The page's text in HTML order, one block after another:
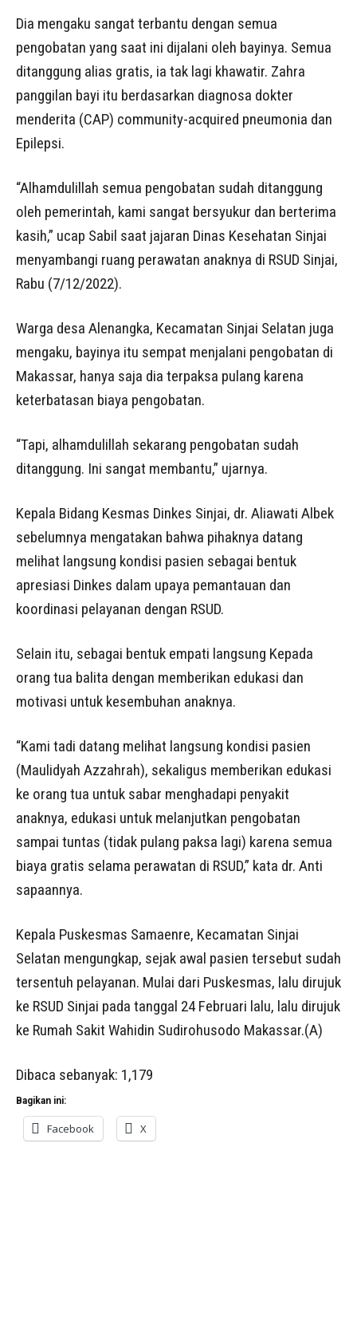
Dia mengaku sangat terbantu dengan semua
pengobatan yang saat ini dijalani oleh bayinya. Semua
ditanggung alias gratis, ia tak lagi khawatir. Zahra
panggilan bayi itu berdasarkan diagnosa dokter
menderita (CAP) community-acquired pneumonia dan
Epilepsi.
“Alhamdulillah semua pengobatan sudah ditanggung
oleh pemerintah, kami sangat bersyukur dan berterima
kasih,” ucap Sabil saat jajaran Dinas Kesehatan Sinjai
menyambangi ruang perawatan anaknya di RSUD Sinjai,
Rabu (7/12/2022).
Warga desa Alenangka, Kecamatan Sinjai Selatan juga
mengaku, bayinya itu sempat menjalani pengobatan di
Makassar, hanya saja dia terpaksa pulang karena
keterbatasan biaya pengobatan.
“Tapi, alhamdulillah sekarang pengobatan sudah
ditanggung. Ini sangat membantu,” ujarnya.
Kepala Bidang Kesmas Dinkes Sinjai, dr. Aliawati Albek
sebelumnya mengatakan bahwa pihaknya datang
melihat langsung kondisi pasien sebagai bentuk
apresiasi Dinkes dalam upaya pemantauan dan
koordinasi pelayanan dengan RSUD.
Selain itu, sebagai bentuk empati langsung Kepada
orang tua balita dengan memberikan edukasi dan
motivasi untuk kesembuhan anaknya.
“Kami tadi datang melihat langsung kondisi pasien
(Maulidyah Azzahrah), sekaligus memberikan edukasi
ke orang tua untuk sabar menghadapi penyakit
anaknya, edukasi untuk melanjutkan pengobatan
sampai tuntas (tidak pulang paksa lagi) karena semua
biaya gratis selama perawatan di RSUD,” kata dr. Anti
sapaannya.
Kepala Puskesmas Samaenre, Kecamatan Sinjai
Selatan mengungkap, sejak awal pasien tersebut sudah
tersentuh pelayanan. Mulai dari Puskesmas, lalu dirujuk
ke RSUD Sinjai pada tanggal 24 Februari lalu, lalu dirujuk
ke Rumah Sakit Wahidin Sudirohusodo Makassar.(A)
Dibaca sebanyak: 1,179
Bagikan ini:
Facebook X